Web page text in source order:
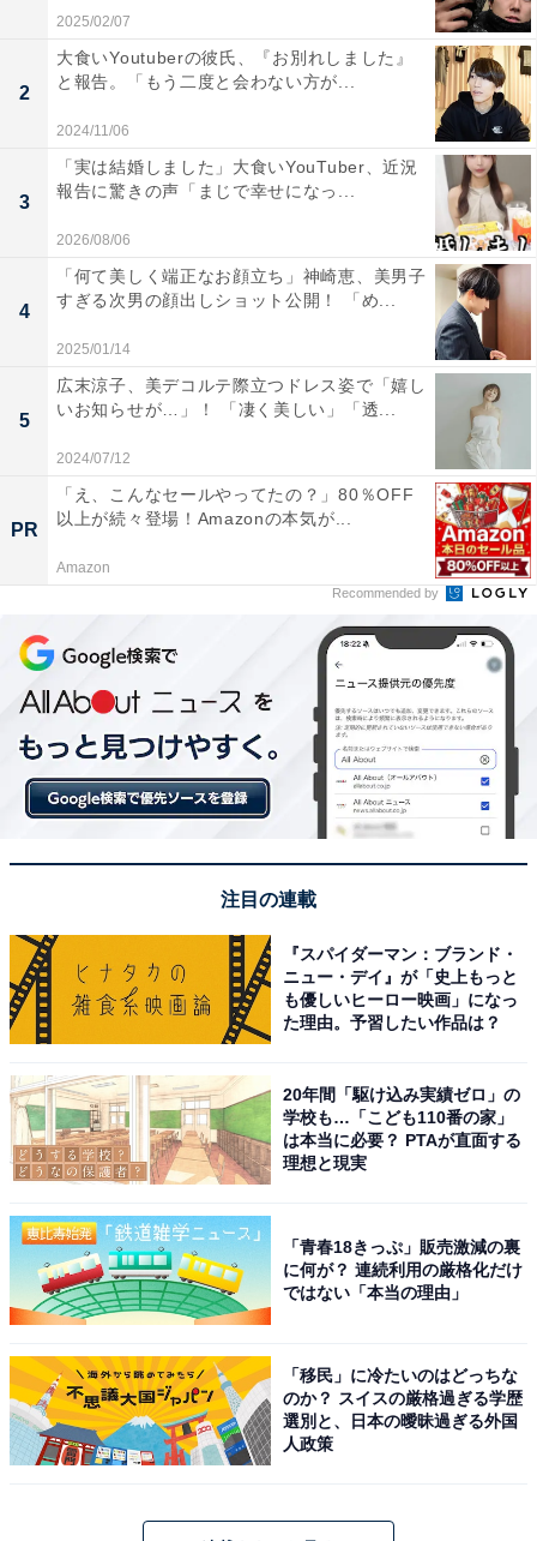
2025/02/07
2
大食いYoutuberの彼氏、『お別れしました』
と報告。「もう二度と会わない方が...
2024/11/06
3
「実は結婚しました」大食いYouTuber、近況
報告に驚きの声「まじで幸せになっ...
2026/08/06
4
「何て美しく端正なお顔立ち」神崎恵、美男子
すぎる次男の顔出しショット公開！ 「め...
2025/01/14
5
広末涼子、美デコルテ際立つドレス姿で「嬉し
いお知らせが…」！ 「凄く美しい」「透...
2024/07/12
PR
「え、こんなセールやってたの？」80％OFF
以上が続々登場！Amazonの本気が...
Amazon
Recommended by
注目の連載
『スパイダーマン：ブランド・
ニュー・デイ』が「史上もっと
も優しいヒーロー映画」になっ
た理由。予習したい作品は？
20年間「駆け込み実績ゼロ」の
学校も…「こども110番の家」
は本当に必要？ PTAが直面する
理想と現実
「青春18きっぷ」販売激減の裏
に何が？ 連続利用の厳格化だけ
ではない「本当の理由」
「移民」に冷たいのはどっちな
のか？ スイスの厳格過ぎる学歴
選別と、日本の曖昧過ぎる外国
人政策